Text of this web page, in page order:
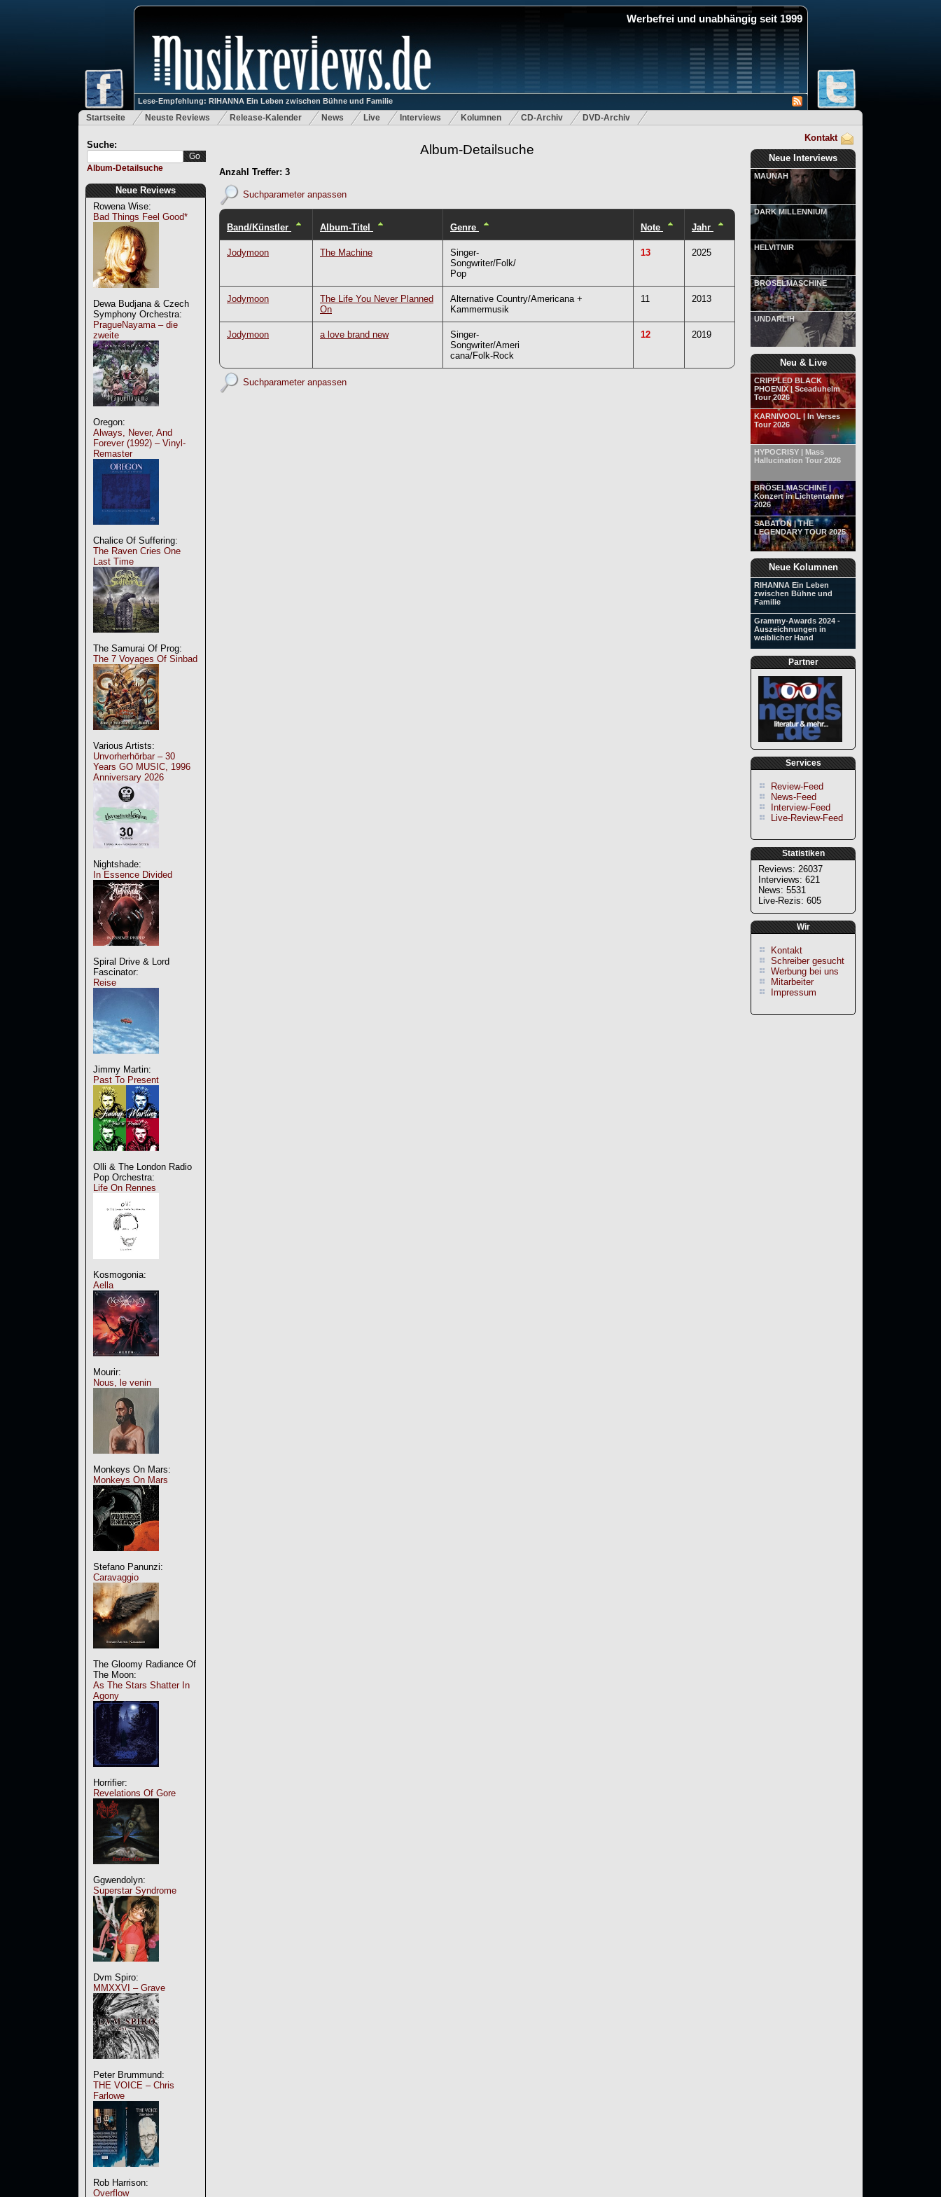
Werbefrei und unabhängig seit 1999
Lese-Empfehlung: RIHANNA Ein Leben zwischen Bühne und Familie
Startseite Neuste Reviews Release-Kalender News Live Interviews Kolumnen CD-Archiv DVD-Archiv
Suche:
Album-Detailsuche
Neue Reviews
Rowena Wise:
Bad Things Feel Good*
Dewa Budjana & Czech
Symphony Orchestra:
PragueNayama – die
zweite
Oregon:
Always, Never, And
Forever (1992) – Vinyl-
Remaster
Chalice Of Suffering:
The Raven Cries One
Last Time
The Samurai Of Prog:
The 7 Voyages Of Sinbad
Various Artists:
Unvorherhörbar – 30
Years GO MUSIC, 1996
Anniversary 2026
Nightshade:
In Essence Divided
Spiral Drive & Lord
Fascinator:
Reise
Jimmy Martin:
Past To Present
Olli & The London Radio
Pop Orchestra:
Life On Rennes
Kosmogonia:
Aella
Mourir:
Nous, le venin
Monkeys On Mars:
Monkeys On Mars
Stefano Panunzi:
Caravaggio
The Gloomy Radiance Of
The Moon:
As The Stars Shatter In
Agony
Horrifier:
Revelations Of Gore
Ggwendolyn:
Superstar Syndrome
Dvm Spiro:
MMXXVI – Grave
Peter Brummund:
THE VOICE – Chris
Farlowe
Rob Harrison:
Overflow
Kontakt
Neue Interviews
MAUNAH
DARK MILLENNIUM
HELVITNIR
BRÖSELMASCHINE
UNDARLIH
Neu & Live
CRIPPLED BLACK
PHOENIX | Sceaduhelm
Tour 2026
KARNIVOOL | In Verses
Tour 2026
HYPOCRISY | Mass
Hallucination Tour 2026
BRÖSELMASCHINE |
Konzert in Lichtentanne
2026
SABATON | THE
LEGENDARY TOUR 2025
Neue Kolumnen
RIHANNA Ein Leben
zwischen Bühne und
Familie
Grammy-Awards 2024 -
Auszeichnungen in
weiblicher Hand
Partner
Services
Review-Feed
News-Feed
Interview-Feed
Live-Review-Feed
Statistiken
Reviews: 26037
Interviews: 621
News: 5531
Live-Rezis: 605
Wir
Kontakt
Schreiber gesucht
Werbung bei uns
Mitarbeiter
Impressum
Album-Detailsuche
Anzahl Treffer: 3
Suchparameter anpassen
Band/Künstler Album-Titel Genre Note Jahr
Jodymoon The Machine
Singer-
Songwriter/Folk/
Pop
13 2025
Jodymoon
The Life You Never Planned
On
Alternative Country/Americana +
Kammermusik
11 2013
Jodymoon a love brand new
Singer-
Songwriter/Ameri
cana/Folk-Rock
12 2019
Suchparameter anpassen